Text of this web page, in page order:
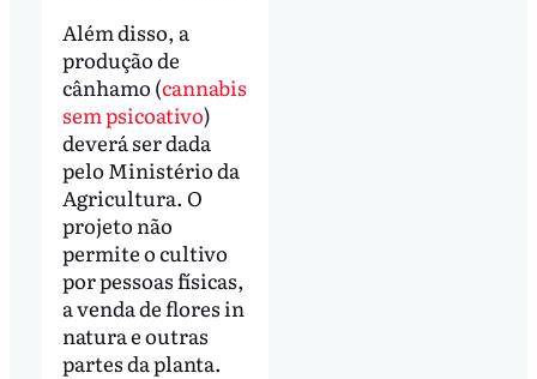
Além disso, a
produção de
cânhamo (cannabis
sem psicoativo)
deverá ser dada
pelo Ministério da
Agricultura. O
projeto não
permite o cultivo
por pessoas físicas,
a venda de flores in
natura e outras
partes da planta.